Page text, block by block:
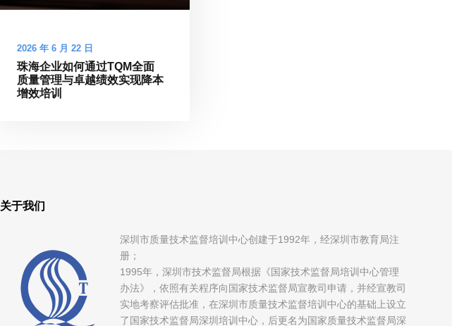
2026 年 6 月 22 日
珠海企业如何通过TQM全面
质量管理与卓越绩效实现降本
增效培训
关于我们
深圳市质量技术监督培训中心创建于1992年，经深圳市教育局注
册；
1995年，深圳市技术监督局根据《国家技术监督局培训中心管理
办法》，依照有关程序向国家技术监督局宣教司申请，并经宣教司
实地考察评估批准，在深圳市质量技术监督培训中心的基础上设立
了国家技术监督局深圳培训中心，后更名为国家质量技术监督局深